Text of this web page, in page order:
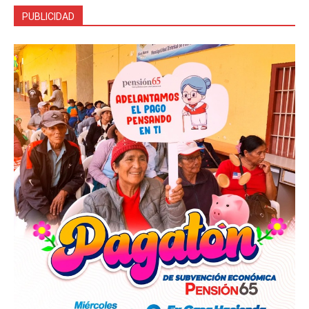
PUBLICIDAD